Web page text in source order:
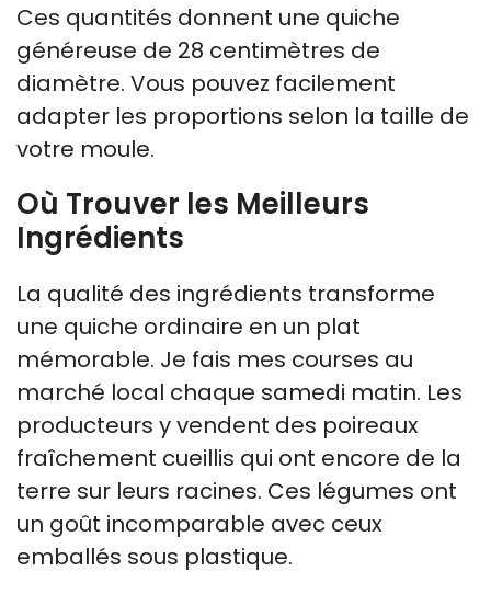
Ces quantités donnent une quiche
généreuse de 28 centimètres de
diamètre. Vous pouvez facilement
adapter les proportions selon la taille de
votre moule.
Où Trouver les Meilleurs
Ingrédients
La qualité des ingrédients transforme
une quiche ordinaire en un plat
mémorable. Je fais mes courses au
marché local chaque samedi matin. Les
producteurs y vendent des poireaux
fraîchement cueillis qui ont encore de la
terre sur leurs racines. Ces légumes ont
un goût incomparable avec ceux
emballés sous plastique.